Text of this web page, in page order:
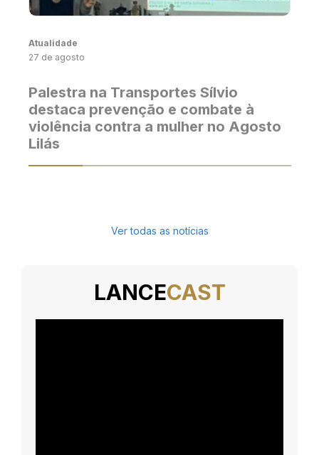
Atualidade
27 de agosto
Palestra na Transportes Sílvio
destaca prevenção e combate à
violência contra a mulher no Agosto
Lilás
Ver todas as notícias
LANCECAST